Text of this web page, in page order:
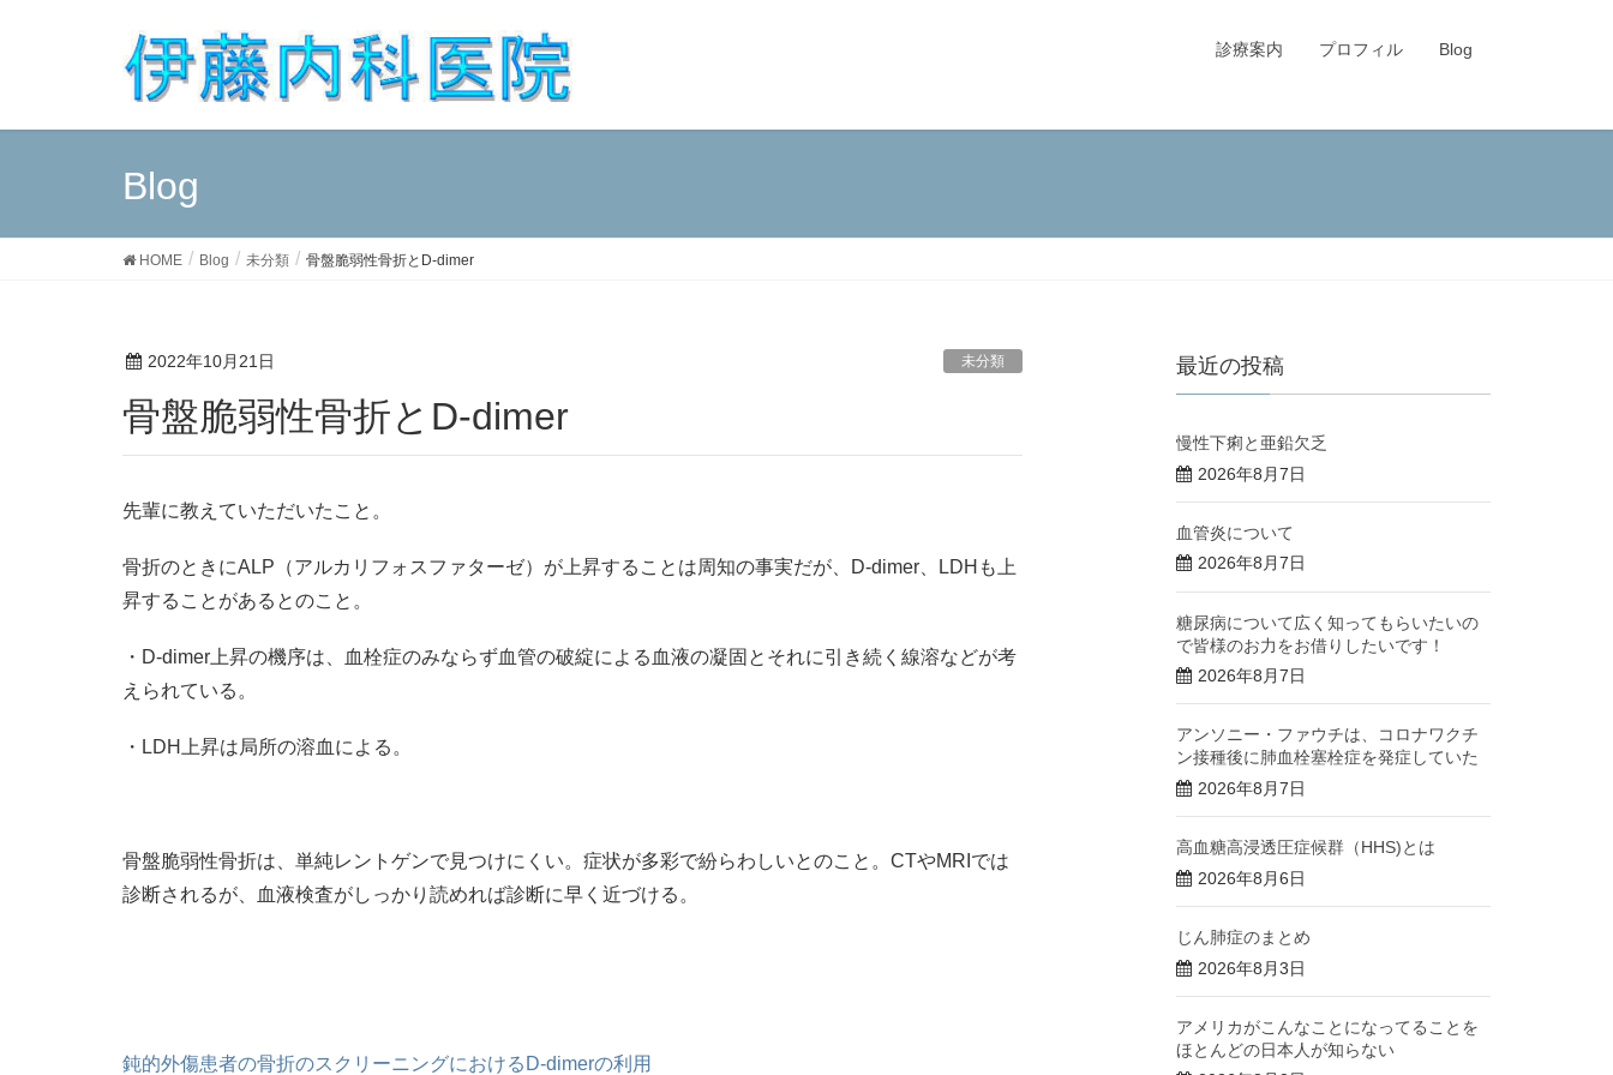
診療案内 プロフィル Blog
Blog
HOME Blog 未分類 骨盤脆弱性骨折とD-dimer
2022年10月21日 未分類
骨盤脆弱性骨折とD-dimer
先輩に教えていただいたこと。
骨折のときにALP（アルカリフォスファターゼ）が上昇することは周知の事実だが、D-dimer、LDHも上
昇することがあるとのこと。
・D-dimer上昇の機序は、血栓症のみならず血管の破綻による血液の凝固とそれに引き続く線溶などが考
えられている。
・LDH上昇は局所の溶血による。
骨盤脆弱性骨折は、単純レントゲンで見つけにくい。症状が多彩で紛らわしいとのこと。CTやMRIでは
診断されるが、血液検査がしっかり読めれば診断に早く近づける。
鈍的外傷患者の骨折のスクリーニングにおけるD-dimerの利用
最近の投稿
慢性下痢と亜鉛欠乏
2026年8月7日
血管炎について
2026年8月7日
糖尿病について広く知ってもらいたいの
で皆様のお力をお借りしたいです！
2026年8月7日
アンソニー・ファウチは、コロナワクチ
ン接種後に肺血栓塞栓症を発症していた
2026年8月7日
高血糖高浸透圧症候群（HHS)とは
2026年8月6日
じん肺症のまとめ
2026年8月3日
アメリカがこんなことになってることを
ほとんどの日本人が知らない